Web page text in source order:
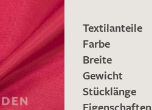
Textilanteile
Farbe
Breite
Gewicht
Stücklänge
Eigenschaften